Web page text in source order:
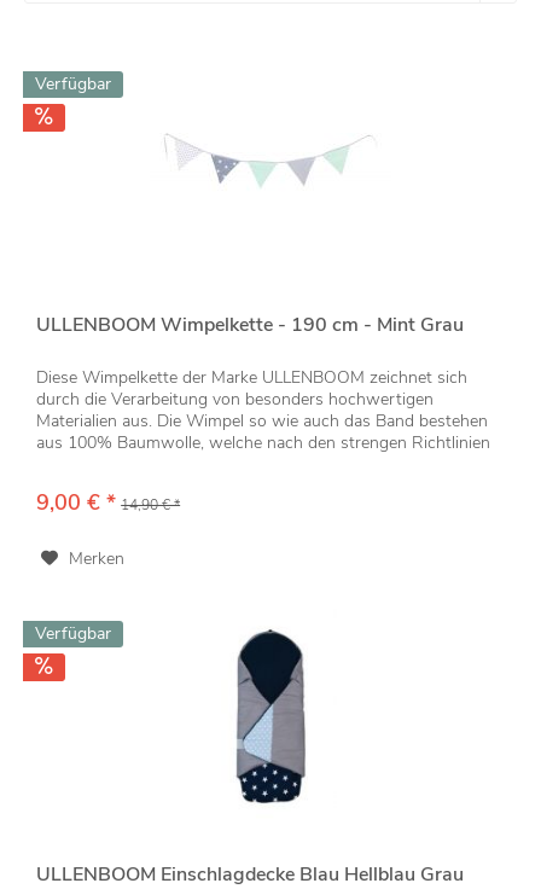
Verfügbar
ULLENBOOM Wimpelkette - 190 cm - Mint Grau
Diese Wimpelkette der Marke ULLENBOOM zeichnet sich
durch die Verarbeitung von besonders hochwertigen
Materialien aus. Die Wimpel so wie auch das Band bestehen
aus 100% Baumwolle, welche nach den strengen Richtlinien
9,00 € * 14,90 € *
Merken
Verfügbar
ULLENBOOM Einschlagdecke Blau Hellblau Grau